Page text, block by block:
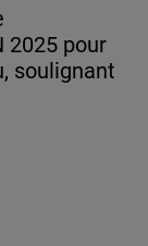
2025 pour
soulignant